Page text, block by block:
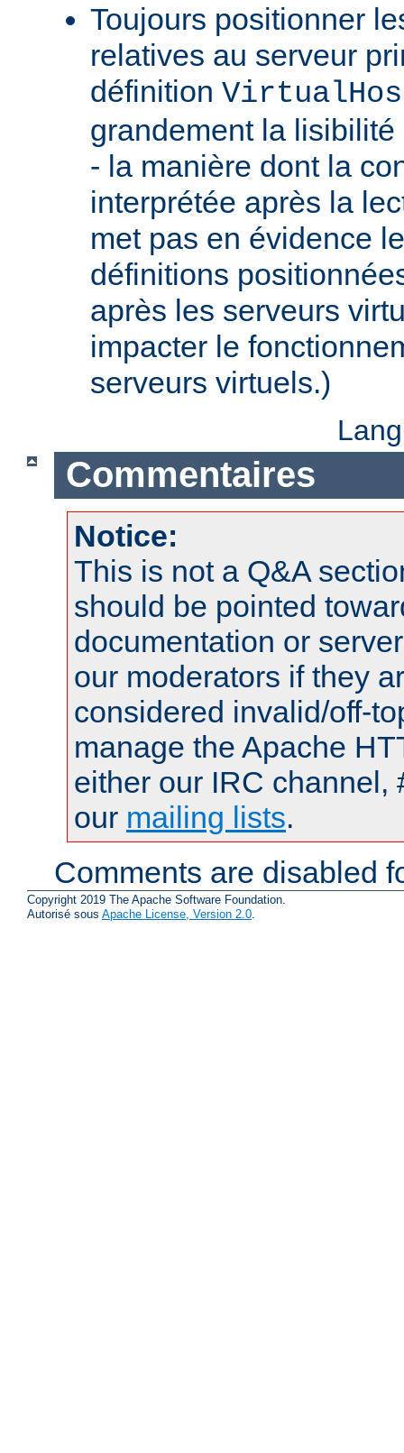
Toujours positionner
relatives au serveur
définition
grandement la
- la manière dont la
interprétée après la
met pas en évidence
définitions
après les serveurs
impacter le
serveurs virtuels.)
Commentaires
Notice:
This is not a Q&A
should be pointed
documentation or
our moderators if they
considered invalid/off-
manage the Apache
either our IRC channel,
our mailing lists.
Comments are disabled
Copyright 2019 The Apache Software Foundation.
Autorisé sous Apache License, Version 2.0.